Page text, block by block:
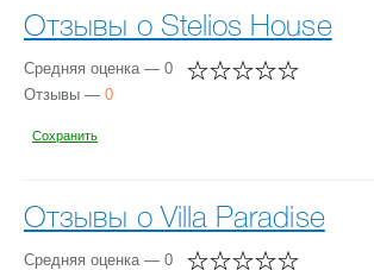
Отзывы о Stelios House
Средняя оценка — 0
Отзывы — 0
Сохранить
Отзывы о Villa Paradise
Средняя оценка — 0